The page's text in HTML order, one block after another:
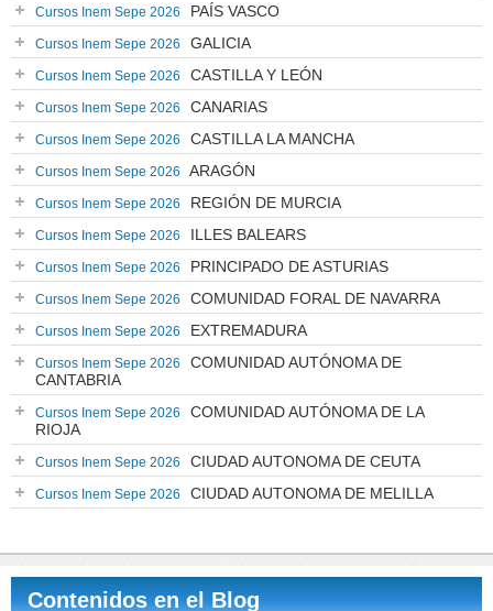
Cursos Inem Sepe 2026 PAÍS VASCO
Cursos Inem Sepe 2026 GALICIA
Cursos Inem Sepe 2026 CASTILLA Y LEÓN
Cursos Inem Sepe 2026 CANARIAS
Cursos Inem Sepe 2026 CASTILLA LA MANCHA
Cursos Inem Sepe 2026 ARAGÓN
Cursos Inem Sepe 2026 REGIÓN DE MURCIA
Cursos Inem Sepe 2026 ILLES BALEARS
Cursos Inem Sepe 2026 PRINCIPADO DE ASTURIAS
Cursos Inem Sepe 2026 COMUNIDAD FORAL DE NAVARRA
Cursos Inem Sepe 2026 EXTREMADURA
Cursos Inem Sepe 2026
COMUNIDAD AUTÓNOMA DE
CANTABRIA
Cursos Inem Sepe 2026
COMUNIDAD AUTÓNOMA DE LA
RIOJA
Cursos Inem Sepe 2026 CIUDAD AUTONOMA DE CEUTA
Cursos Inem Sepe 2026 CIUDAD AUTONOMA DE MELILLA
Contenidos en el Blog